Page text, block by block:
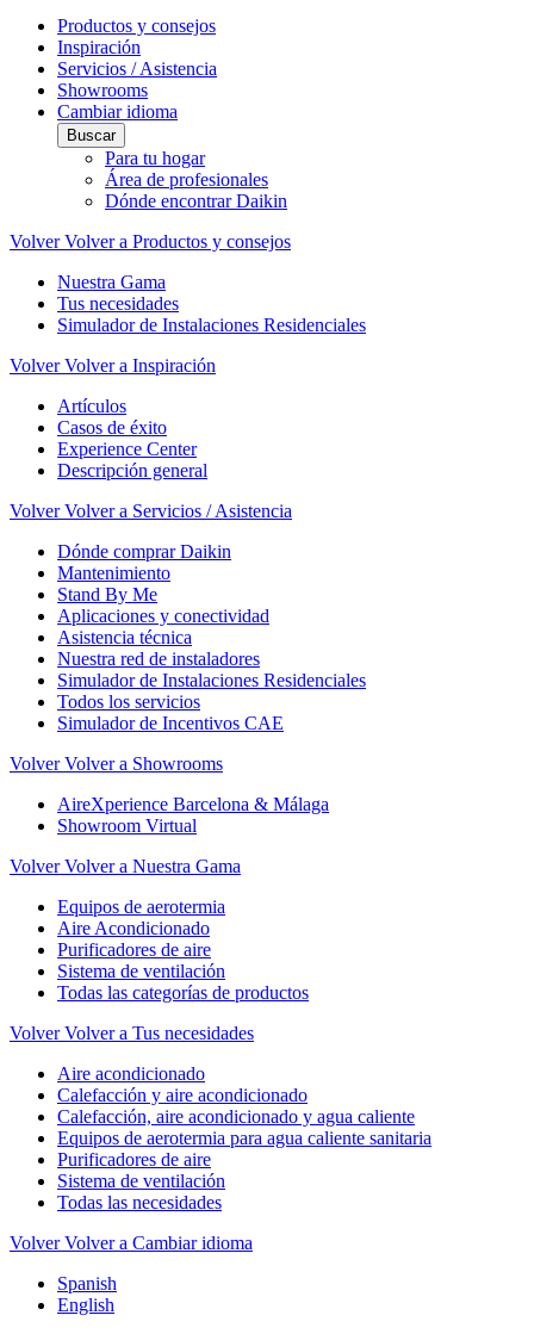
Productos y consejos
Inspiración
Servicios / Asistencia
Showrooms
Cambiar idioma
Buscar
Para tu hogar
Área de profesionales
Dónde encontrar Daikin
Volver Volver a Productos y consejos
Nuestra Gama
Tus necesidades
Simulador de Instalaciones Residenciales
Volver Volver a Inspiración
Artículos
Casos de éxito
Experience Center
Descripción general
Volver Volver a Servicios / Asistencia
Dónde comprar Daikin
Mantenimiento
Stand By Me
Aplicaciones y conectividad
Asistencia técnica
Nuestra red de instaladores
Simulador de Instalaciones Residenciales
Todos los servicios
Simulador de Incentivos CAE
Volver Volver a Showrooms
AireXperience Barcelona & Málaga
Showroom Virtual
Volver Volver a Nuestra Gama
Equipos de aerotermia
Aire Acondicionado
Purificadores de aire
Sistema de ventilación
Todas las categorías de productos
Volver Volver a Tus necesidades
Aire acondicionado
Calefacción y aire acondicionado
Calefacción, aire acondicionado y agua caliente
Equipos de aerotermia para agua caliente sanitaria
Purificadores de aire
Sistema de ventilación
Todas las necesidades
Volver Volver a Cambiar idioma
Spanish
English